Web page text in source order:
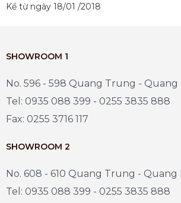
Kể từ ngày 18/01 /2018
SHOWROOM 1
No. 596 - 598 Quang Trung - Quang
Tel: 0935 088 399 - 0255 3835 888
Fax: 0255 3716 117
SHOWROOM 2
No. 608 - 610 Quang Trung - Quang
Tel: 0935 088 399 - 0255 3835 888